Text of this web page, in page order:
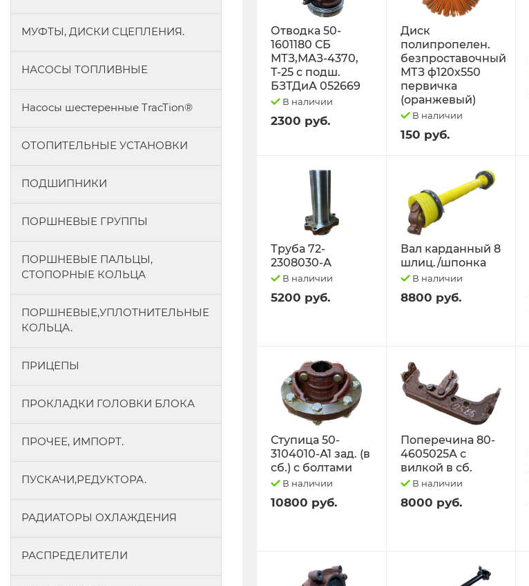
МУФТЫ, ДИСКИ СЦЕПЛЕНИЯ.
НАСОСЫ ТОПЛИВНЫЕ
Насосы шестеренные TracTion®
ОТОПИТЕЛЬНЫЕ УСТАНОВКИ
ПОДШИПНИКИ
ПОРШНЕВЫЕ ГРУППЫ
ПОРШНЕВЫЕ ПАЛЬЦЫ,
СТОПОРНЫЕ КОЛЬЦА
ПОРШНЕВЫЕ,УПЛОТНИТЕЛЬНЫЕ
КОЛЬЦА.
ПРИЦЕПЫ
ПРОКЛАДКИ ГОЛОВКИ БЛОКА
ПРОЧЕЕ, ИМПОРТ.
ПУСКАЧИ,РЕДУКТОРА.
РАДИАТОРЫ ОХЛАЖДЕНИЯ
РАСПРЕДЕЛИТЕЛИ
Отводка 50-
1601180 СБ
МТЗ,МАЗ-4370,
Т-25 с подш.
БЗТДиА 052669
В наличии
2300 руб.
Диск
полипропелен.
безпроставочный
МТЗ ф120х550
первичка
(оранжевый)
В наличии
150 руб.
Труба 72-
2308030-А
В наличии
5200 руб.
Вал карданный 8
шлиц./шпонка
В наличии
8800 руб.
Ступица 50-
3104010-А1 зад. (в
сб.) с болтами
В наличии
10800 руб.
Поперечина 80-
4605025А с
вилкой в сб.
В наличии
8000 руб.